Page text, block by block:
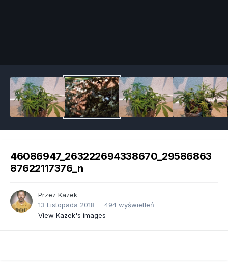
46086947_263222694338670_29586863
87622117376_n
Przez Kazek
13 Listopada 2018
494 wyświetleń
View Kazek's images